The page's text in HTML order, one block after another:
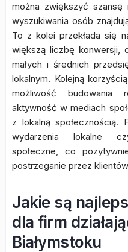
można zwiększyć
wyszukiwania osób
To z kolei przekłada się
większą liczbę konwersji,
małych i średnich
lokalnym. Kolejną
możliwość budowania
aktywność w mediach
z lokalną społecznością.
wydarzenia lokalne
społeczne, co
postrzeganie przez
Jakie są
dla firm
Białymstoku